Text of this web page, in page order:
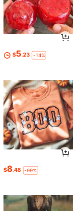
$5.23 -14%
$8.48 -99%